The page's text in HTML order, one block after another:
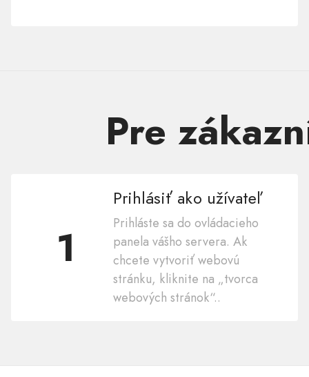
Pre
1
Prihlásiť ako užívateľ
Prihláste sa do ovládacieho
panela vášho servera. Ak
chcete vytvoriť webovú
stránku, kliknite na „tvorca
webových stránok“..